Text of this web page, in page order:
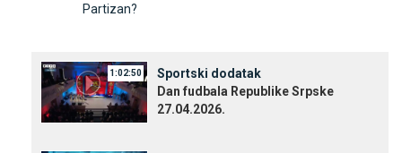
Partizan?
1:02:50
Sportski dodatak
Dan fudbala Republike Srpske
27.04.2026.